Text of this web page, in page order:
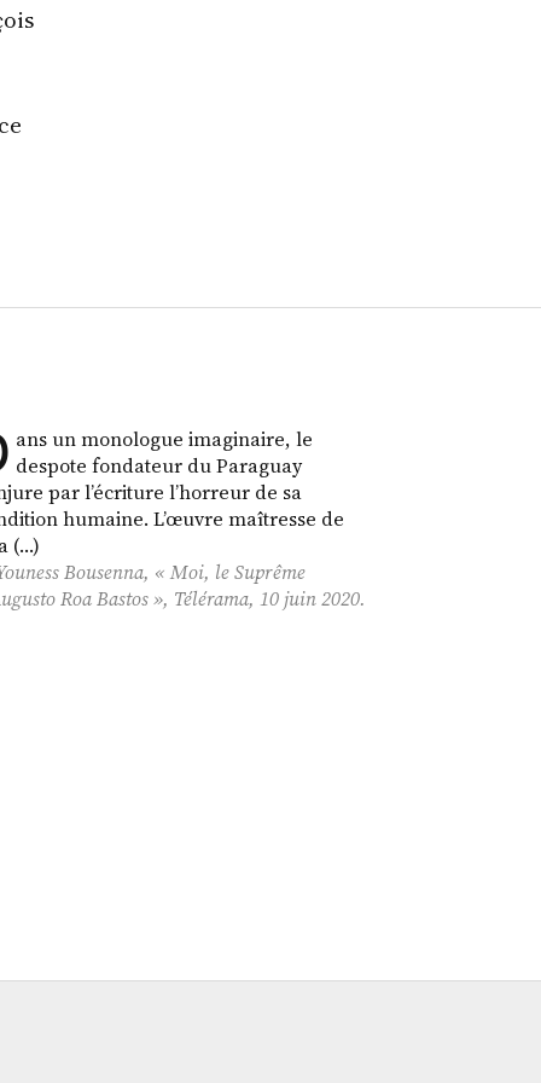
ans un monologue imaginaire, le
despote fondateur du Paraguay
par l’écriture l’horreur de sa
humaine. L’œuvre maîtresse de
(…)
Bousenna, «Moi, le Suprême
Roa Bastos », Télérama, 10 juin 2020.